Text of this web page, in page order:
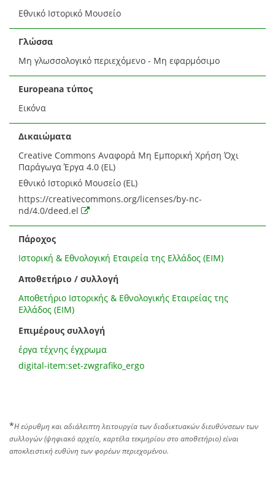
Εθνικό Ιστορικό Μουσείο
Γλώσσα
Μη γλωσσολογικό περιεχόμενο - Μη εφαρμόσιμο
Europeana τύπος
Εικόνα
Δικαιώματα
Creative Commons Αναφορά Μη Εμπορική Χρήση Όχι
Παράγωγα Έργα 4.0 (EL)
Εθνικό Ιστορικό Μουσείο (EL)
https://creativecommons.org/licenses/by-nc-
nd/4.0/deed.el
Πάροχος
Ιστορική & Εθνολογική Εταιρεία της Ελλάδος (EIM)
Αποθετήριο / συλλογή
Αποθετήριο Ιστορικής & Εθνολογικής Εταιρείας της
Ελλάδος (ΕΙΜ)
Επιμέρους συλλογή
έργα τέχνης έγχρωμα
digital-item:set-zwgrafiko_ergo
*Η εύρυθμη και αδιάλειπτη λειτουργία των διαδικτυακών διευθύνσεων των
συλλογών (ψηφιακό αρχείο, καρτέλα τεκμηρίου στο αποθετήριο) είναι
αποκλειστική ευθύνη των φορέων περιεχομένου.